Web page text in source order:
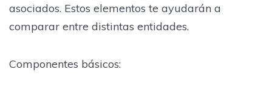
asociados. Estos elementos te ayudarán a
comparar entre distintas entidades.
Componentes básicos: